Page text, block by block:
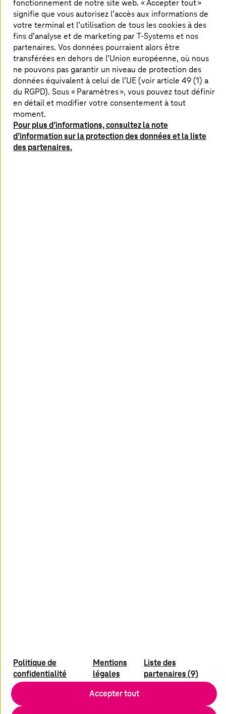
Depuis novembre 2018, Christer Neimöck est Senior
Actualités
À propos du site
Contact
Conditions d’utilisation
fonctionnement de notre site web. « Accepter tout »
signifie que vous autorisez l’accès aux informations de
votre terminal et l’utilisation de tous les cookies à des
fins d’analyse et de marketing parT-Systemset nos
partenaires. Vos données pourraient alors être
transférées en dehors de l’Union européenne, où nous
ne pouvons pas garantir un niveau de protection des
données équivalent à celui de l’UE (voir article 49 (1) a
du RGPD). Sous « Paramètres », vous pouvez tout définir
en détail et modifier votre consentement à tout
moment.
Pour plus d’informations, consultez la note
d’information sur la protection des données et la liste
des partenaires.
Politique de
confidentialité
Mentions
légales
Liste des
partenaires (9)
Accepter tout